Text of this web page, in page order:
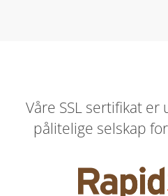
Våre SSL sertifikat
pålitelige selskap